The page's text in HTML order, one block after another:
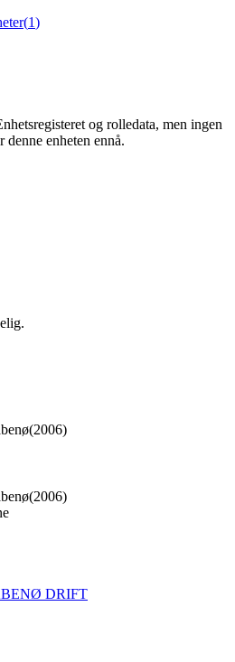
(1)
og rolledata, men ingen
enheten ennå.
(2006)
(2006)
DRIFT